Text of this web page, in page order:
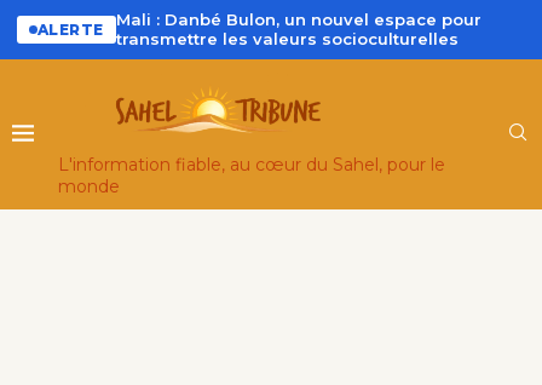
ALERTE
Mali : Danbé Bulon, un nouvel espace pour
transmettre les valeurs socioculturelles
L'information fiable, au cœur du Sahel, pour le
monde